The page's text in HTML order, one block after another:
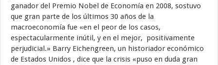
ganador del Premio Nobel de Economía en 2008, sostuvo
que gran parte de los últimos 30 años de la
macroeconomía fue «en el peor de los casos,
espectacularmente inútil, y en el mejor, positivamente
perjudicial.» Barry Eichengreen, un historiador económico
de Estados Unidos , dice que la crisis «puso en duda gran